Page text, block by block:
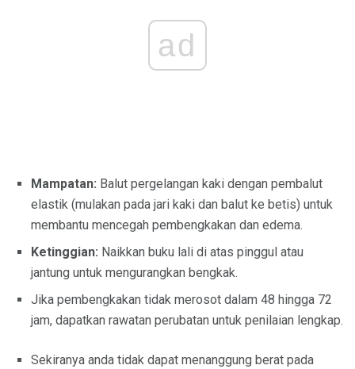
ad
Mampatan: Balut pergelangan kaki dengan pembalut
elastik (mulakan pada jari kaki dan balut ke betis) untuk
membantu mencegah pembengkakan dan edema.
Ketinggian: Naikkan buku lali di atas pinggul atau
jantung untuk mengurangkan bengkak.
Jika pembengkakan tidak merosot dalam 48 hingga 72
jam, dapatkan rawatan perubatan untuk penilaian lengkap.
Sekiranya anda tidak dapat menanggung berat pada